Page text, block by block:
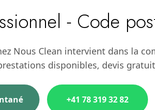
- Code
Nous Clean intervient dans la
disponibles, devis
+41 78 319 32 82